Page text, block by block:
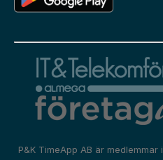
P&K TimeApp AB är medlemmar i